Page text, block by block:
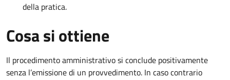
della pratica.
Cosa si ottiene
Il procedimento amministrativo si conclude positivamente
senza l’emissione di un provvedimento. In caso contrario